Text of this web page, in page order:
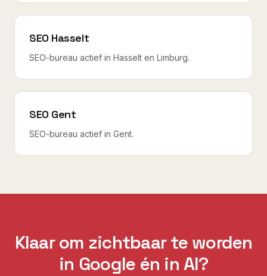
SEO Hasselt
SEO-bureau actief in Hasselt en Limburg.
SEO Gent
SEO-bureau actief in Gent.
Klaar om zichtbaar te worden
in Google én in AI?